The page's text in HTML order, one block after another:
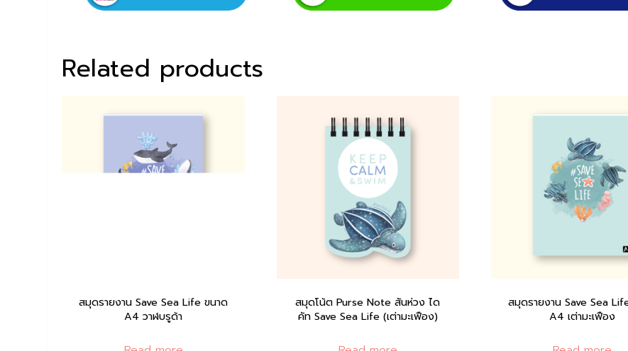
Related products
สมุดรายงาน Save Sea Life ขนาด
A4 วาฬบรูด้า
สมุดโน้ต Purse Note สันห่วง ได
คัท Save Sea Life (เต่ามะเฟือง)
สมุดรายงาน Save Sea
A4 เต่ามะเฟือง